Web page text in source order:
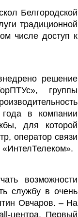
Белгородской
традиционной
числе доступ к
решение
группы
года в компании
для которой
оператор связи
«ИнтелТелеком».
возможности
службу в очень
Овчаров. – На
центра. Первый